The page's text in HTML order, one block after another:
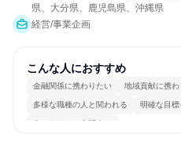
県、大分県、鹿児島県、沖縄県
経営/事業企画
こんな人におすすめ
金融関係に携わりたい 地域貢献に携わ
多様な職種の人と関われる 明確な目標
人とたくさん会話する